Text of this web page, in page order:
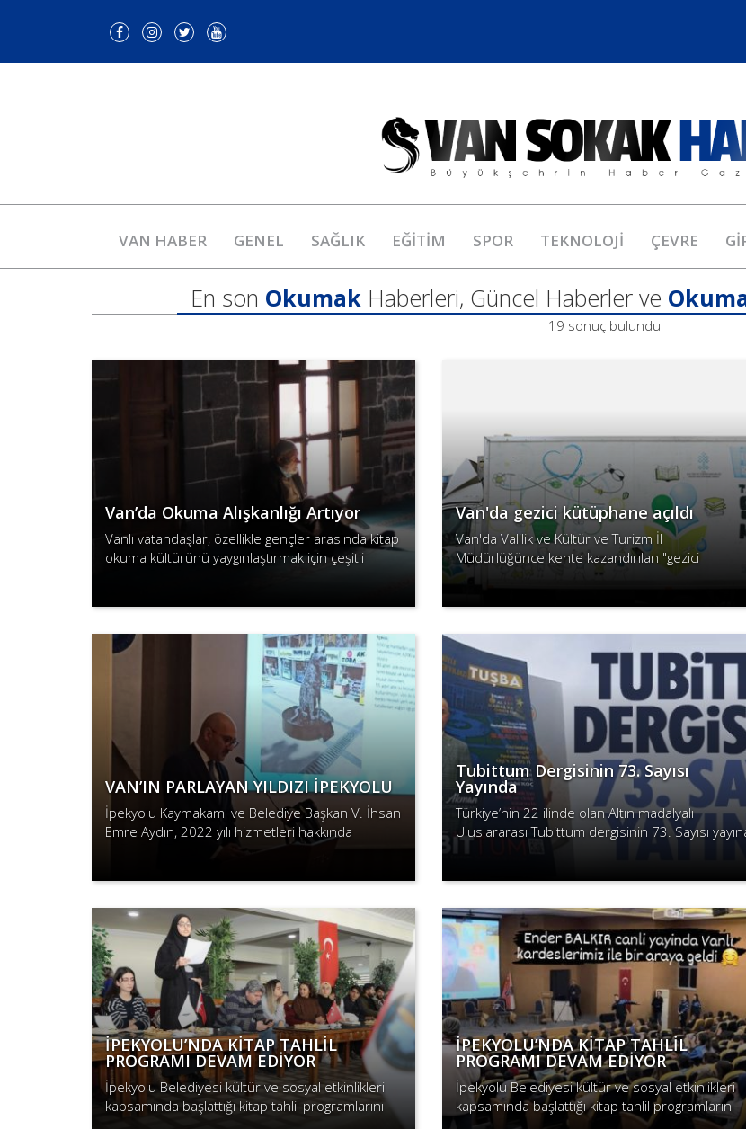
VAN HABER GENEL SAĞLIK EĞİTİM SPOR TEKNOLOJİ ÇEVRE
En son Okumak Haberleri, Güncel Haberler ve
19 sonuç bulundu
Van’da Okuma Alışkanlığı Artıyor
Vanlı vatandaşlar, özellikle gençler arasında kitap
okuma kültürünü yaygınlaştırmak için çeşitli
Van'da gezici kütüphane açıldı
Van'da Valilik ve Kültür ve Turizm İl
Müdürlüğünce kente kazandırılan "gezici
kütüphane" hizmete alındı.
VAN’IN PARLAYAN YILDIZI İPEKYOLU
İpekyolu Kaymakamı ve Belediye Başkan V. İhsan
Emre Aydın, 2022 yılı hizmetleri hakkında
değerlendirme ve 2023 yılında hayata
Tubittum Dergisinin 73. Sayısı
Yayında
Türkiye’nin 22 ilinde olan Altın madalyalı
Uluslararası Tubittum dergisinin 73. Sayısı
geçti.
İPEKYOLU’NDA KİTAP TAHLİL
PROGRAMI DEVAM EDİYOR
İpekyolu Belediyesi kültür ve sosyal etkinlikleri
kapsamında başlattığı kitap tahlil programlarını
İPEKYOLU’NDA KİTAP TAHLİL
PROGRAMI DEVAM EDİYOR
İpekyolu Belediyesi kültür ve sosyal etkinlikleri
kapsamında başlattığı kitap tahlil programlarını
sürdürüyor.